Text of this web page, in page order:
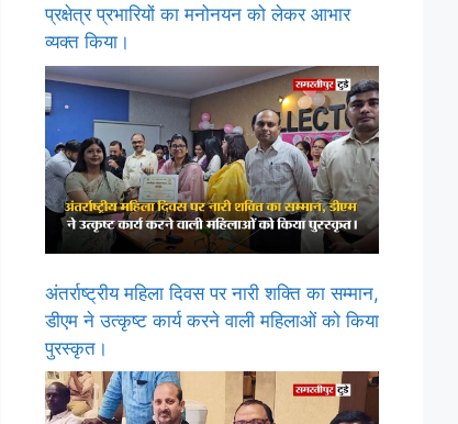
प्रक्षेत्र प्रभारियों का मनोनयन को लेकर आभार
व्यक्त किया।
अंतर्राष्ट्रीय महिला दिवस पर नारी शक्ति का सम्मान,
डीएम ने उत्कृष्ट कार्य करने वाली महिलाओं को किया
पुरस्कृत।